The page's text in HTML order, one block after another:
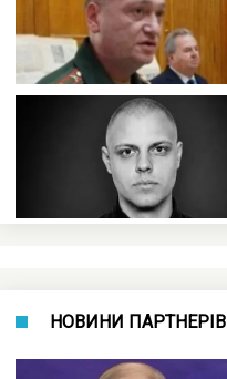
НОВИНИ ПАРТНЕРІВ